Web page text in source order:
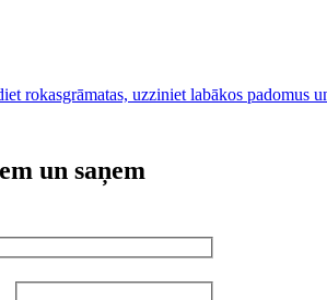
rokasgrāmatas, uzziniet labākos padomus
un saņem